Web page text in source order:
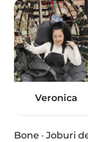
Veronica
Bone · Joburi